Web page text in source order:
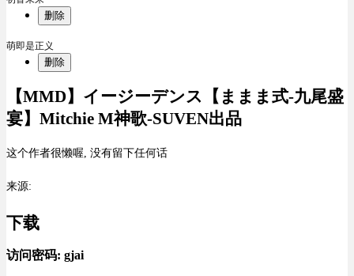
删除
萌即是正义
删除
【MMD】イージーデンス【ままま式-九尾盛
宴】Mitchie M神歌-SUVEN出品
这个作者很懒喔, 没有留下任何话
来源:
下载
访问密码: gjai